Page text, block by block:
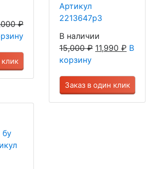
₽
Артикул
2213647р3
В наличии
15,000₽ 11,990 ₽ В
корзину
Заказ в один клик
бу